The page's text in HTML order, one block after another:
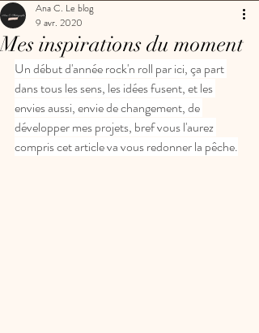
Mes inspirations du moment
Ana C. Le blog
9 avr. 2020
Un début d'année rock'n roll par ici, ça part
dans tous les sens, les idées fusent, et les
envies aussi, envie de changement, de
développer mes projets, bref vous l'aurez
compris cet article va vous redonner la pêche.